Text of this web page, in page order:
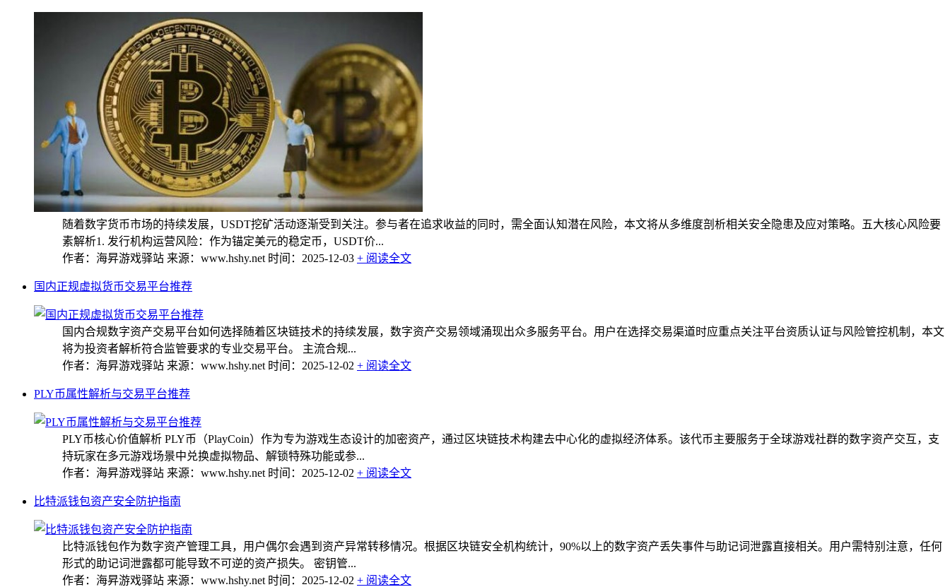
随着数字货币市场的持续发展，USDT挖矿活动逐渐受到关注。参与者在追求收益的同时，需全面认知潜在风险，本文将从多维度剖析相关安全隐患及应对策略。五大核心风险要
素解析1. 发行机构运营风险：作为锚定美元的稳定币，USDT价...
作者：海昇游戏驿站 来源：www.hshy.net 时间：2025-12-03 + 阅读全文
国内正规虚拟货币交易平台推荐
国内合规数字资产交易平台如何选择随着区块链技术的持续发展，数字资产交易领域涌现出众多服务平台。用户在选择交易渠道时应重点关注平台资质认证与风险管控机制，本文
将为投资者解析符合监管要求的专业交易平台。 主流合规...
作者：海昇游戏驿站 来源：www.hshy.net 时间：2025-12-02 + 阅读全文
PLY币属性解析与交易平台推荐
PLY币核心价值解析 PLY币（PlayCoin）作为专为游戏生态设计的加密资产，通过区块链技术构建去中心化的虚拟经济体系。该代币主要服务于全球游戏社群的数字资产交互，支
持玩家在多元游戏场景中兑换虚拟物品、解锁特殊功能或参...
作者：海昇游戏驿站 来源：www.hshy.net 时间：2025-12-02 + 阅读全文
比特派钱包资产安全防护指南
比特派钱包作为数字资产管理工具，用户偶尔会遇到资产异常转移情况。根据区块链安全机构统计，90%以上的数字资产丢失事件与助记词泄露直接相关。用户需特别注意，任何
形式的助记词泄露都可能导致不可逆的资产损失。 密钥管...
作者：海昇游戏驿站 来源：www.hshy.net 时间：2025-12-02 + 阅读全文